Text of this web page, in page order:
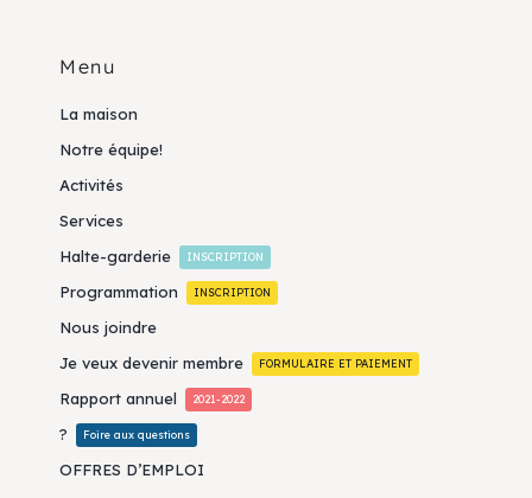
Menu
La maison
Notre équipe!
Activités
Services
Halte-garderie
INSCRIPTION
Programmation INSCRIPTION
Nous joindre
Je veux devenir membre
FORMULAIRE ET PAIEMENT
Rapport annuel 2021-2022
? Foire aux questions
OFFRES D’EMPLOI